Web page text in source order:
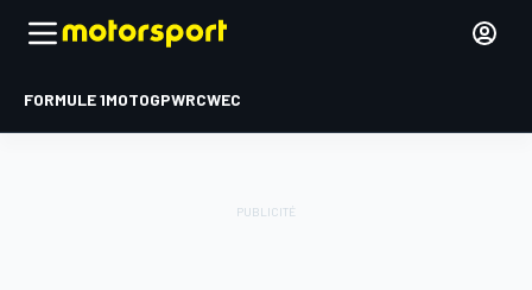
FORMULE 1MOTOGPWRCWEC